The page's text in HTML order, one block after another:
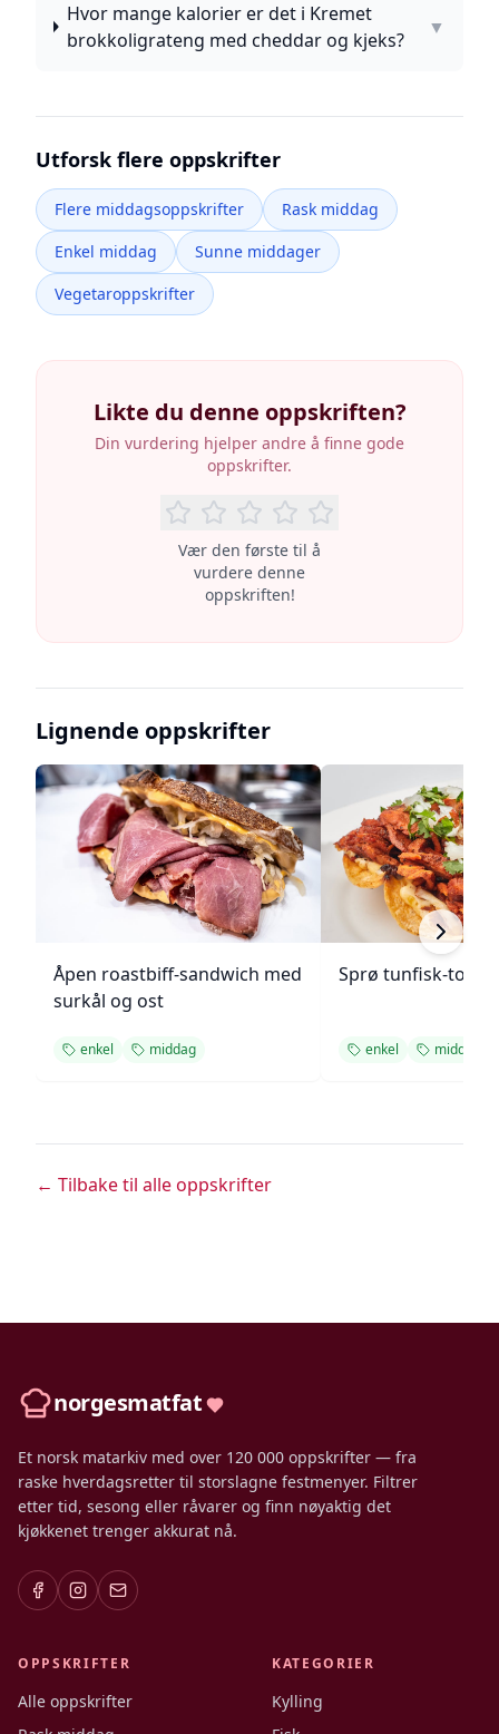
Hvor mange kalorier er det i Kremet
brokkoligrateng med cheddar og kjeks?
▼
Utforsk flere oppskrifter
Flere middagsoppskrifter
Rask middag
Enkel middag
Sunne middager
Vegetaroppskrifter
Likte du denne oppskriften?
Din vurdering hjelper andre å finne gode
oppskrifter.
Vær den første til å
vurdere denne
oppskriften!
Lignende oppskrifter
Åpen roastbiff-sandwich med
surkål og ost
enkel middag
Sprø tunfisk-
enkel middag
← Tilbake til alle oppskrifter
norgesmatfat
Et norsk matarkiv med over 120 000 oppskrifter — fra
raske hverdagsretter til storslagne festmenyer. Filtrer
etter tid, sesong eller råvarer og finn nøyaktig det
kjøkkenet trenger akkurat nå.
OPPSKRIFTER
Alle oppskrifter
KATEGORIER
Kylling